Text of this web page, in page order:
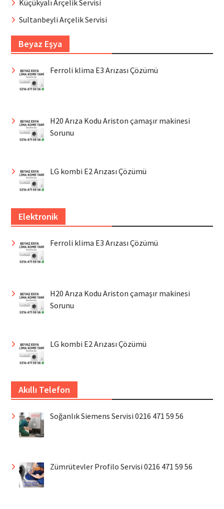
Küçükyalı Arçelik Servisi
Sultanbeyli Arçelik Servisi
Beyaz Eşya
Ferroli klima E3 Arızası Çözümü
H20 Arıza Kodu Ariston çamaşır makinesi
Sorunu
LG kombi E2 Arızası Çözümü
Elektronik
Ferroli klima E3 Arızası Çözümü
H20 Arıza Kodu Ariston çamaşır makinesi
Sorunu
LG kombi E2 Arızası Çözümü
Akıllı Telefon
Soğanlık Siemens Servisi 0216 471 59 56
Zümrütevler Profilo Servisi 0216 471 59 56